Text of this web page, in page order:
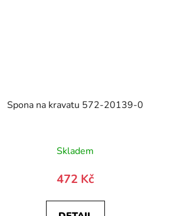
Spona na kravatu 572-20139-0
Skladem
472 Kč